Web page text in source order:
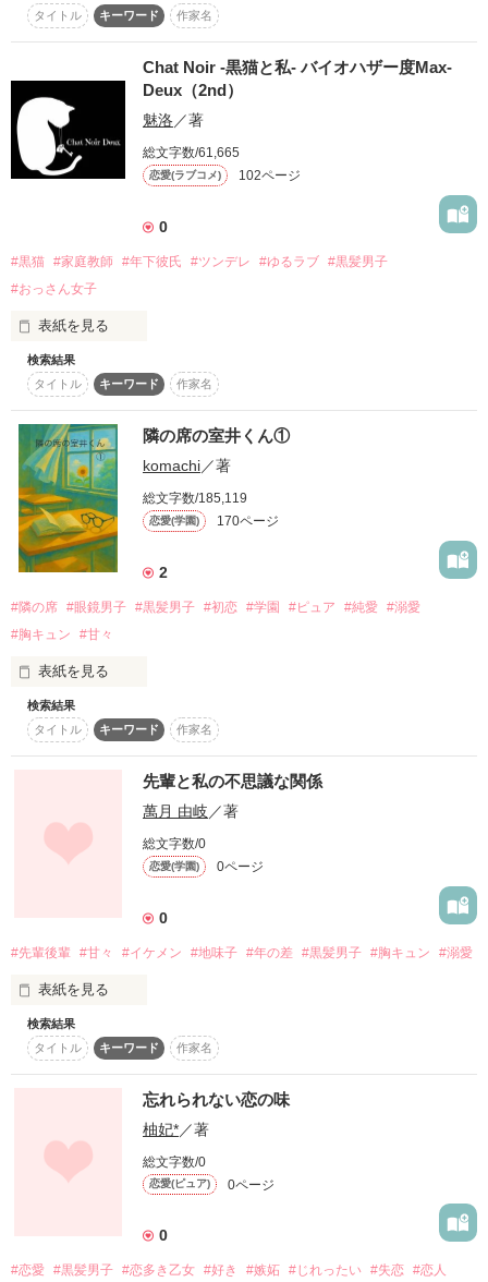
「先生は俺だけ飼ってればいーの」
恋のバイオハザー度（ﾊﾞｲｵﾊｻﾞｰﾄﾞ）危険レベルＭＡＸ！
「知らなかった？せんせー
ネコには発情期ってもんがあること」
５歳も年下の黒髪男子高生のペースに家庭教師である私は巻き
込まれっぱなし
私の脳に
黒猫が棲みついている
★。、:*:。.:*:・’●Ｗёιсοмё●○’゜☆。.:*:★
2015,7/5 start
★。、:*:。.:*:・’●Ｗёιсοмё●○’゜☆。.:*:★
作品を読む
佐倉くんが、
私を見てくれない理由なんて
分かってます。
けど、それでも、
見てほしいって思っちゃうんです。
無愛想な男子
佐倉　修　　（Sakura　shuu）
佐倉くんに片思い中
岡野　葉月　　（Okano　haduki）
～*～*～*～*～*～*～*～*～*～*
私と佐倉くんには接点すらない。
だからいつも私は…、
『俺が岡野さんを見ない理由は………』
タイトル
キーワード 作家名
Chat Noir -黒猫と私- バイオハザー度Max-
Deux（2nd）
魅洛／著
総文字数/61,665
恋愛(ラブコメ) 102ページ
0
#黒猫 #家庭教師 #年下彼氏 #ツンデレ #ゆるラブ #黒髪男子
#おっさん女子
表紙を見る
突然ですが黒猫を飼うことになりました
男の子のかっこをした『黒猫』の生態は…
気まま度ＸＸＸ
生意気度ＸＸＸ
「そんなかっこ他の男の前ですんなよ」
「お揃いとか、超うれしいし」
青春度ＸＸＸ
「先生が好きだーーーー！！」
威嚇度ＸＸＸ
検索結果
タイトル
キーワード 作家名
隣の席の室井くん①
komachi／著
総文字数/185,119
恋愛(学園) 170ページ
2
#隣の席 #眼鏡男子 #黒髪男子 #初恋 #学園 #ピュア #純愛
#溺愛
#胸キュン
#甘々
表紙を見る
分厚い黒ブチ眼鏡に
顔を覆い尽くすように伸びた黒髪
細身の体
窓際でいつも涼しげに本を読む隣の席の室井くん
「…あれ、見られちゃった」
検索結果
タイトル
キーワード 作家名
先輩と私の不思議な関係
萬月 由岐 ／著
総文字数/0
恋愛(学園) 0ページ
0
#先輩後輩 #甘々 #イケメン #地味子 #年の差 #黒髪男子 #胸キュン #溺愛
表紙を見る
           「いらっしゃいませ…！」
        買いに来てくれるイケメンさん。
検索結果
タイトル
キーワード 作家名
忘れられない恋の味
柚妃*／著
総文字数/0
恋愛(ピュア) 0ページ
0
#恋愛 #黒髪男子 #恋多き乙女 #好き #嫉妬 #じれったい #失恋 #恋人